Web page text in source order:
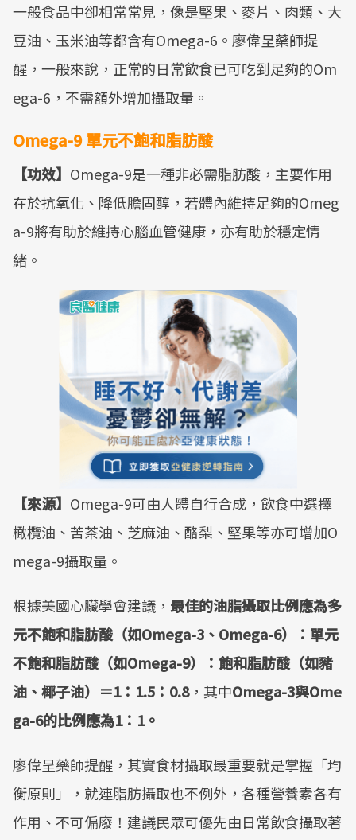
一般食品中卻相常常見，像是堅果、麥片、肉類、大
豆油、玉米油等都含有Omega-6。廖偉呈藥師提
醒，一般來說，正常的日常飲食已可吃到足夠的Om
ega-6，不需額外增加攝取量。
Omega-9 單元不飽和脂肪酸
【功效】 Omega-9是一種非必需脂肪酸，主要作用
在於抗氧化、降低膽固醇，若體內維持足夠的Omeg
a-9將有助於維持心腦血管健康，亦有助於穩定情
緒。
【來源】 Omega-9可由人體自行合成，飲食中選擇
橄欖油、苦茶油、芝麻油、酪梨、堅果等亦可增加O
mega-9攝取量。
根據美國心臟學會建議， 最佳的油脂攝取比例應為多
元不飽和脂肪酸（如Omega-3、Omega-6）：單元
不飽和脂肪酸（如Omega-9）：飽和脂肪酸（如豬
油、椰子油）＝1：1.5：0.8，其中Omega-3與Ome
ga-6的比例應為1：1。
廖偉呈藥師提醒，其實食材攝取最重要就是掌握「均
衡原則」，就連脂肪攝取也不例外，各種營養素各有
作用、不可偏廢！建議民眾可優先由日常飲食攝取著